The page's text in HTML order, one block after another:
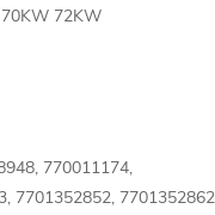
72KW
770011174,
7701352852,